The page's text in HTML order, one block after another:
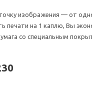
изображения — от
на 1 каплю, Вы
со специальным